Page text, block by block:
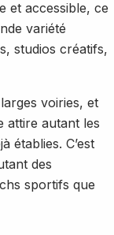
et accessible, ce
variété
studios créatifs,
voiries, et
attire autant les
établies. C’est
des
sportifs que